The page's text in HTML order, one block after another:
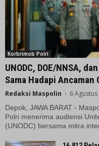
Korbrimob Polri
UNODC, DOE/NNSA,
Sama Hadapi Ancaman
Redaksi Maspolin - 6
Depok, JAWA BARAT -
Polri menerima audiensi
(UNODC) bersama mitra